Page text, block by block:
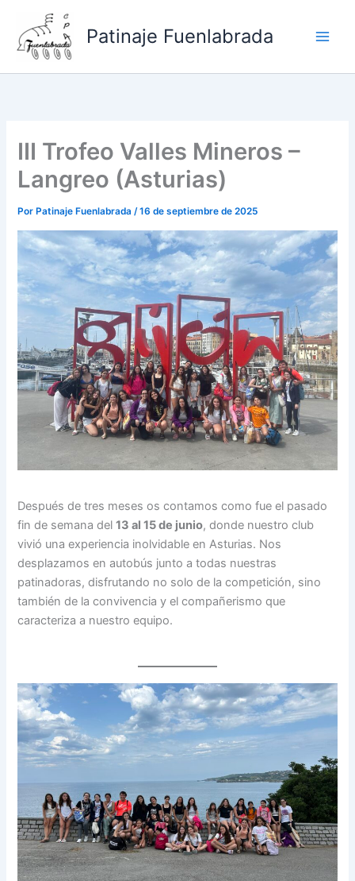
contenido
Patinaje Fuenlabrada
III Trofeo Valles Mineros –
Langreo (Asturias)
Por Patinaje Fuenlabrada/16 de septiembre de 2025
Después de tres meses os contamos como fue el pasado
fin de semana del13 al 15 de junio, donde nuestro club
vivió una experiencia inolvidable en Asturias. Nos
desplazamos en autobús junto a todas nuestras
patinadoras, disfrutando no solo de la competición, sino
también de la convivencia y el compañerismo que
caracteriza a nuestro equipo.